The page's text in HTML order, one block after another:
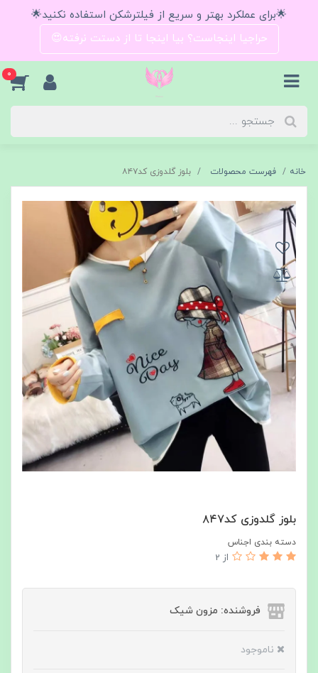
🌟برای عملکرد بهتر و سریع از فیلترشکن استفاده نکنید🌟
حراجیا اینجاست؟ بیا اینجا تا از دستت نرفته😍
0
خانه فهرست محصولات بلوز گلدوزی کد۸۴۷
بلوز گلدوزی کد۸۴۷
دسته بندی اجناس
از 2
فروشنده: مزون شیک
ناموجود